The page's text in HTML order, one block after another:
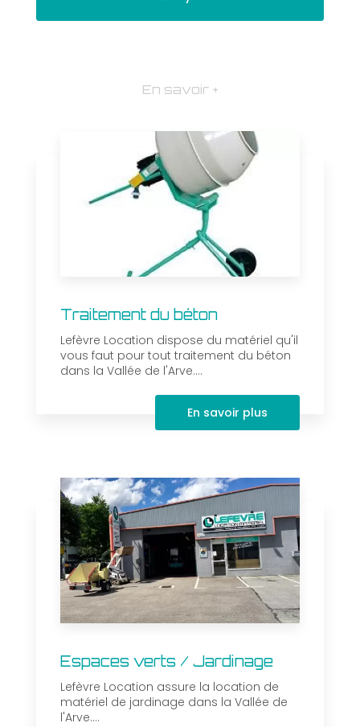
En savoir +
Traitement du béton
Lefèvre Location dispose du matériel qu'il
vous faut pour tout traitement du béton
dans la Vallée de l'Arve....
En savoir plus
Espaces verts / Jardinage
Lefèvre Location assure la location de
matériel de jardinage dans la Vallée de
l'Arve....